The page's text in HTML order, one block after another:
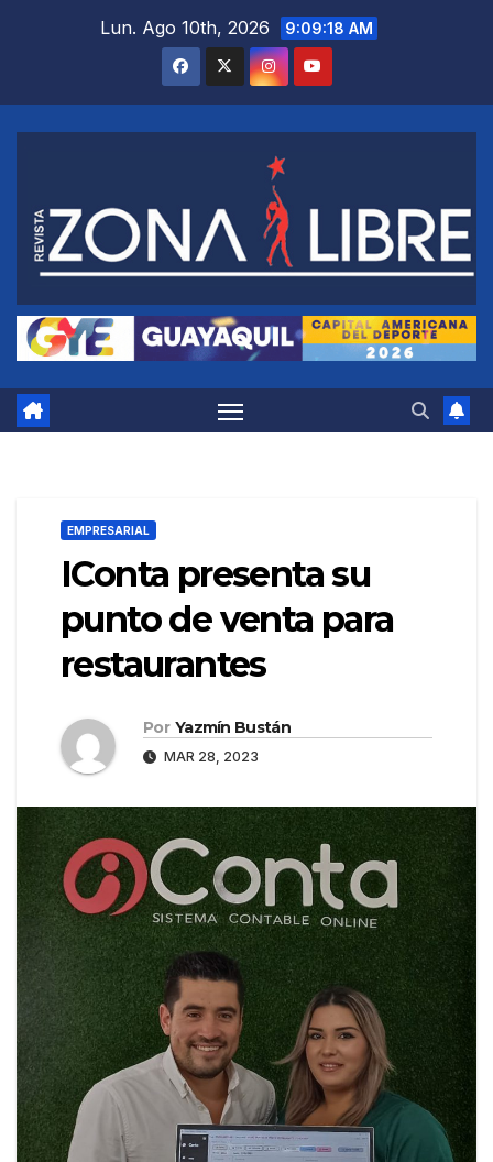
Lun. Ago 10th, 2026 9:09:19 AM
EMPRESARIAL
IConta presenta su
punto de venta para
restaurantes
Por Yazmín Bustán
MAR 28, 2023